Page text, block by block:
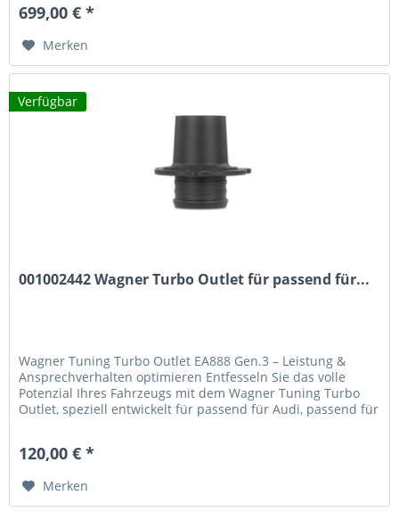
699,00 € *
Merken
Verfügbar
001002442 Wagner Turbo Outlet für passend für...
Wagner Tuning Turbo Outlet EA888 Gen.3 – Leistung &
Ansprechverhalten optimieren Entfesseln Sie das volle
Potenzial Ihres Fahrzeugs mit dem Wagner Tuning Turbo
Outlet, speziell entwickelt für passend für Audi, passend für
120,00 € *
Merken